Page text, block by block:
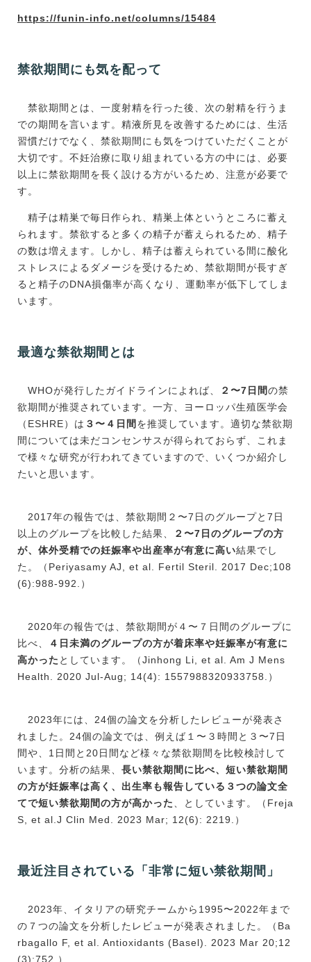
https://funin-info.net/columns/15484
禁欲期間にも気を配って
禁欲期間とは、一度射精を行った後、次の射精を行うま
での期間を言います。精液所見を改善するためには、生活
習慣だけでなく、禁欲期間にも気をつけていただくことが
大切です。不妊治療に取り組まれている方の中には、必要
以上に禁欲期間を長く設ける方がいるため、注意が必要で
す。
精子は精巣で毎日作られ、精巣上体というところに蓄え
られます。禁欲すると多くの精子が蓄えられるため、精子
の数は増えます。しかし、精子は蓄えられている間に酸化
ストレスによるダメージを受けるため、禁欲期間が長すぎ
ると精子のDNA損傷率が高くなり、運動率が低下してしま
います。
最適な禁欲期間とは
WHOが発行したガイドラインによれば、 ２〜7日間の禁
欲期間が推奨されています。一方、ヨーロッパ生殖医学会
（ESHRE）は ３〜４日間 を推奨しています。適切な禁欲期
間については未だコンセンサスが得られておらず、これま
で様々な研究が行われてきていますので、いくつか紹介し
たいと思います。
2017年の報告では、禁欲期間２〜7日のグループと7日
以上のグループを比較した結果、
２〜7日のグループの方
が、体外受精での妊娠率や出産率が有意に高い結果でし
た。（Periyasamy AJ, et al. Fertil Steril. 2017 Dec;108
(6):988-992.）
2020年の報告では、禁欲期間が４〜７日間のグループに
比べ、
４日未満のグループの方が着床率や妊娠率が有意に
高かった としています。（Jinhong Li, et al. Am J Mens
Health. 2020 Jul-Aug; 14(4): 1557988320933758.）
2023年には、24個の論文を分析したレビューが発表さ
れました。24個の論文では、例えば１〜３時間と３〜7日
間や、1日間と20日間など様々な禁欲期間を比較検討して
います。分析の結果、 長い禁欲期間に比べ、短い禁欲期間
の方が妊娠率は高く、出生率も報告している３つの論文全
てで短い禁欲期間の方が高かった、としています。（Freja
S, et al.J Clin Med. 2023 Mar; 12(6): 2219.）
最近注目されている「非常に短い禁欲期間」
2023年、イタリアの研究チームから1995〜2022年まで
の７つの論文を分析したレビューが発表されました。（Ba
rbagallo F, et al. Antioxidants (Basel). 2023 Mar 20;12
(3):752.）